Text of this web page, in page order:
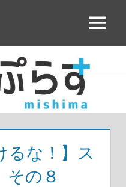
メ
ニ
ュ
るな！】ス
の８